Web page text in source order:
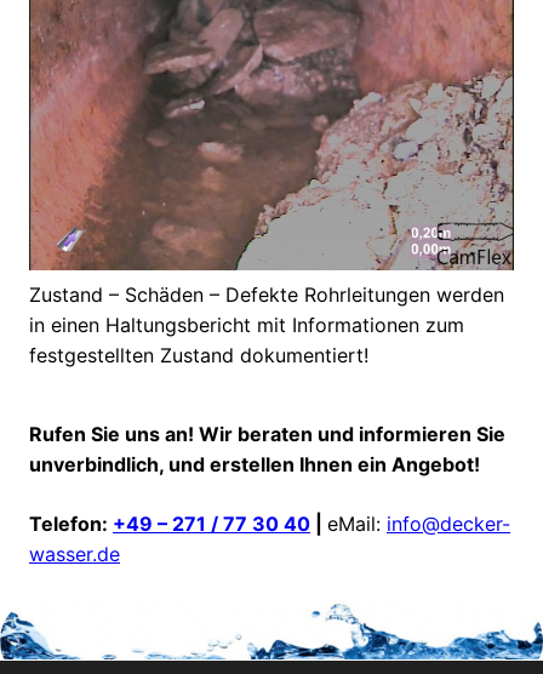
Zustand – Schäden – Defekte Rohrleitungen werden
in einen Haltungsbericht mit Informationen zum
festgestellten Zustand dokumentiert!
Rufen Sie uns an! Wir beraten und informieren Sie
unverbindlich, und erstellen Ihnen ein Angebot!
Telefon: +49 – 271 / 77 30 40 eMail: info@decker-
wasser.de